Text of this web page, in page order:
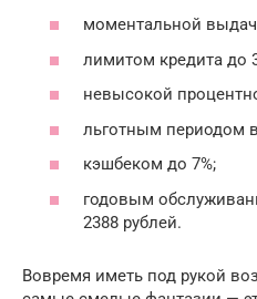
моментальной
лимитом кредита до
невысокой
льготным периодом
кэшбеком до 7%;
годовым
2388 рублей.
Вовремя иметь под рукой